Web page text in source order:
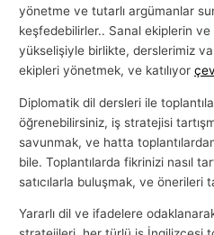
yönetme ve tutarlı argümanlar
keşfedebilirler.. Sanal ekiplerin ve
yükselişiyle birlikte, derslerimiz
ekipleri yönetmek, ve katılıyor
Diplomatik dil dersleri ile
öğrenebilirsiniz, iş stratejisi
savunmak, ve hatta
bile. Toplantılarda fikrinizi nasıl
satıcılarla buluşmak, ve önerileri
Yararlı dil ve ifadelere